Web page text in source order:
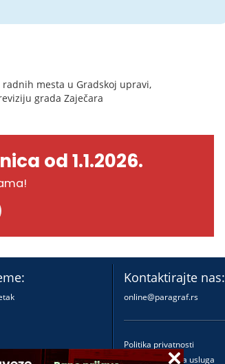
mesta u Gradskoj upravi,
grada Zaječara
od 1.1.2026.
Kontaktirajte nas:
online@paragraf.rs
Politika privatnosti
Politika pružanja usluga